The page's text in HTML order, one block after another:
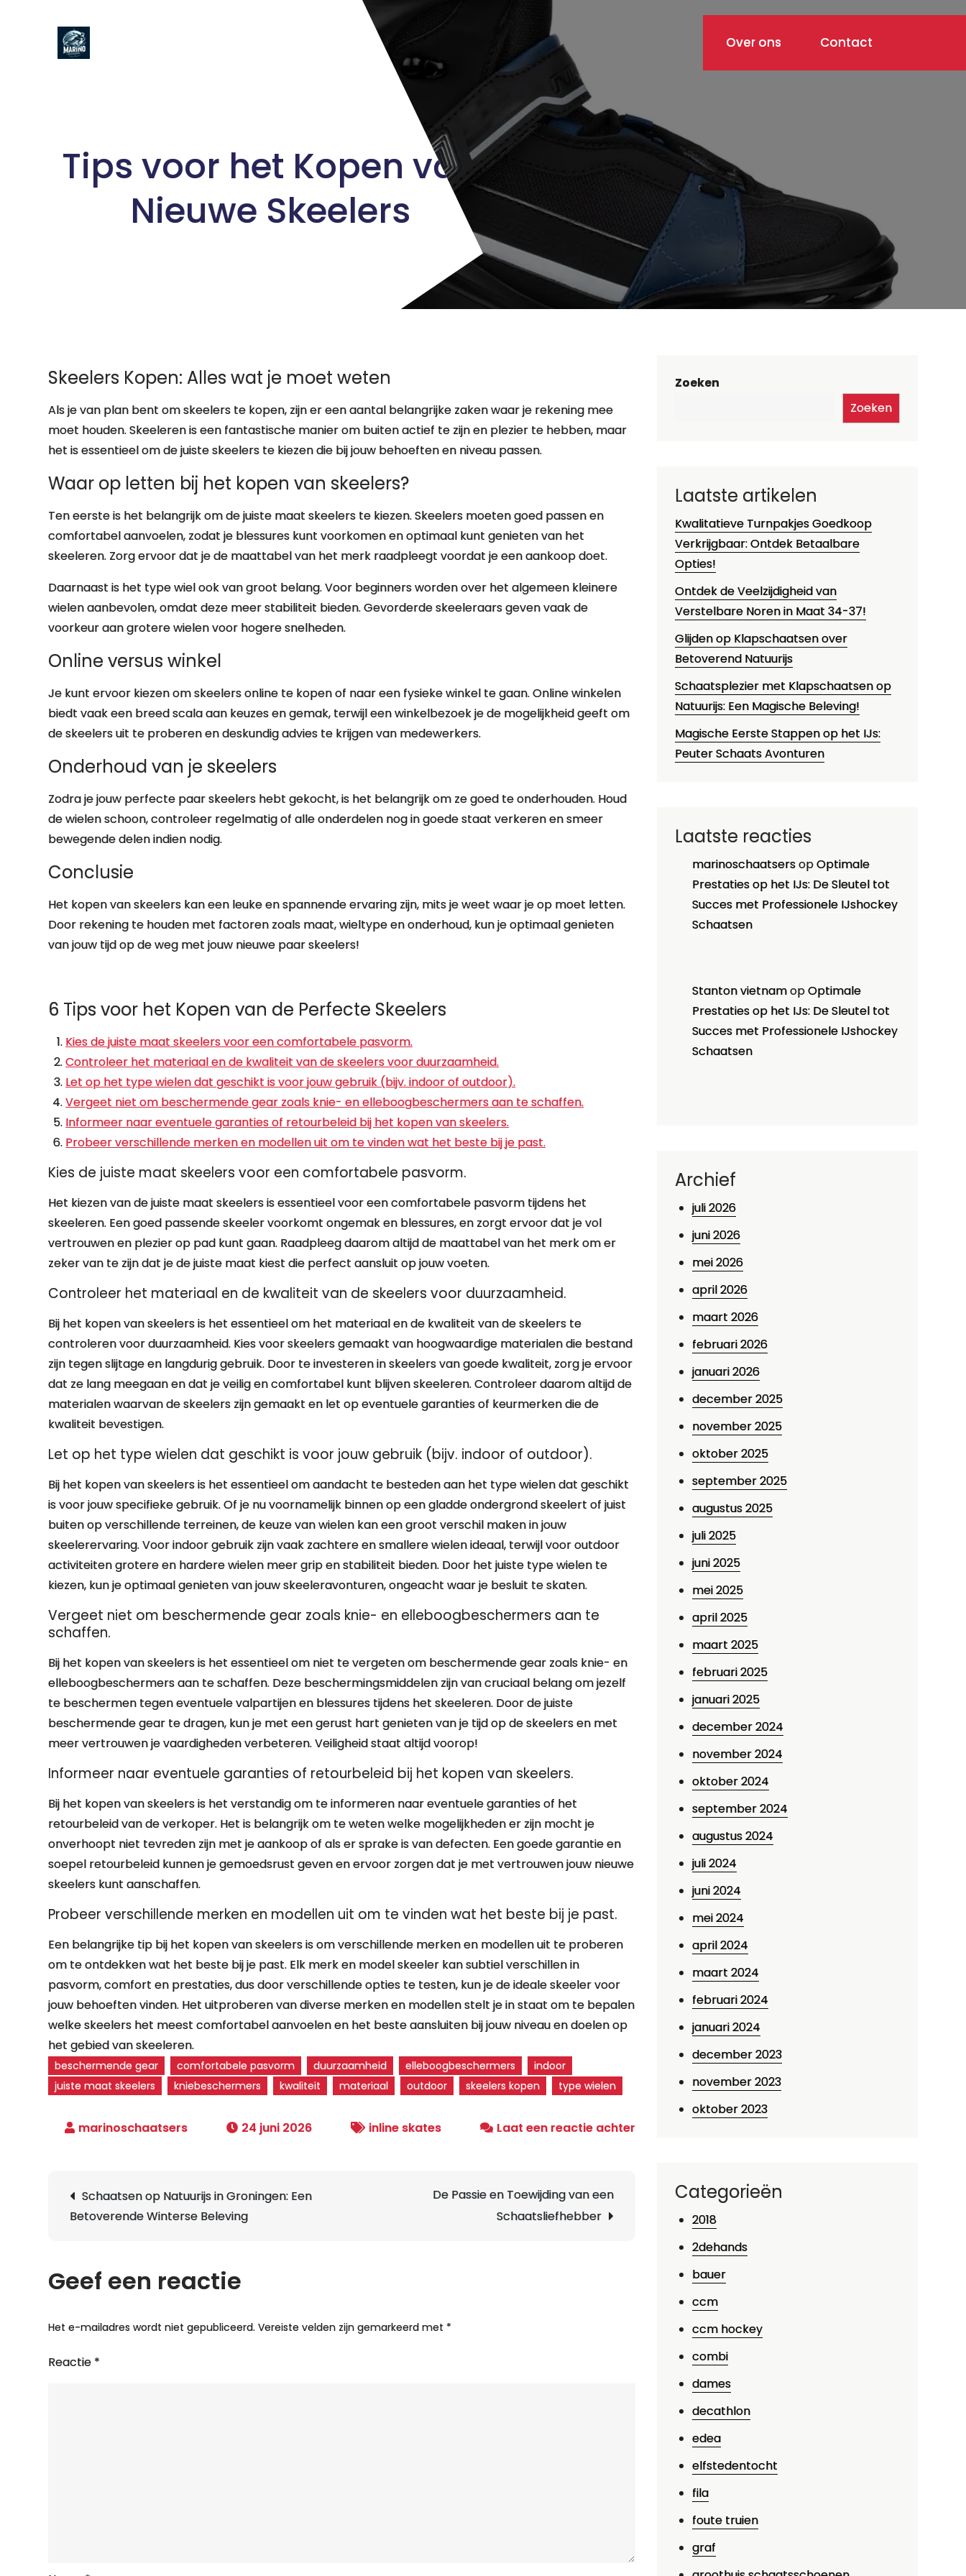
Over ons Contact
Tips voor het Kopen van
Nieuwe Skeelers
Skeelers Kopen: Alles wat je moet weten
Als je van plan bent om skeelers te kopen, zijn er een aantal belangrijke zaken waar je rekening mee
moet houden. Skeeleren is een fantastische manier om buiten actief te zijn en plezier te hebben, maar
het is essentieel om de juiste skeelers te kiezen die bij jouw behoeften en niveau passen.
Waar op letten bij het kopen van skeelers?
Ten eerste is het belangrijk om de juiste maat skeelers te kiezen. Skeelers moeten goed passen en
comfortabel aanvoelen, zodat je blessures kunt voorkomen en optimaal kunt genieten van het
skeeleren. Zorg ervoor dat je de maattabel van het merk raadpleegt voordat je een aankoop doet.
Daarnaast is het type wiel ook van groot belang. Voor beginners worden over het algemeen kleinere
wielen aanbevolen, omdat deze meer stabiliteit bieden. Gevorderde skeeleraars geven vaak de
voorkeur aan grotere wielen voor hogere snelheden.
Online versus winkel
Je kunt ervoor kiezen om skeelers online te kopen of naar een fysieke winkel te gaan. Online winkelen
biedt vaak een breed scala aan keuzes en gemak, terwijl een winkelbezoek je de mogelijkheid geeft om
de skeelers uit te proberen en deskundig advies te krijgen van medewerkers.
Onderhoud van je skeelers
Zodra je jouw perfecte paar skeelers hebt gekocht, is het belangrijk om ze goed te onderhouden. Houd
de wielen schoon, controleer regelmatig of alle onderdelen nog in goede staat verkeren en smeer
bewegende delen indien nodig.
Conclusie
Het kopen van skeelers kan een leuke en spannende ervaring zijn, mits je weet waar je op moet letten.
Door rekening te houden met factoren zoals maat, wieltype en onderhoud, kun je optimaal genieten
van jouw tijd op de weg met jouw nieuwe paar skeelers!
6 Tips voor het Kopen van de Perfecte Skeelers
Kies de juiste maat skeelers voor een comfortabele pasvorm.
Controleer het materiaal en de kwaliteit van de skeelers voor duurzaamheid.
Let op het type wielen dat geschikt is voor jouw gebruik (bijv. indoor of outdoor).
Vergeet niet om beschermende gear zoals knie- en elleboogbeschermers aan te schaffen.
Informeer naar eventuele garanties of retourbeleid bij het kopen van skeelers.
Probeer verschillende merken en modellen uit om te vinden wat het beste bij je past.
Kies de juiste maat skeelers voor een comfortabele pasvorm.
Het kiezen van de juiste maat skeelers is essentieel voor een comfortabele pasvorm tijdens het
skeeleren. Een goed passende skeeler voorkomt ongemak en blessures, en zorgt ervoor dat je vol
vertrouwen en plezier op pad kunt gaan. Raadpleeg daarom altijd de maattabel van het merk om er
zeker van te zijn dat je de juiste maat kiest die perfect aansluit op jouw voeten.
Controleer het materiaal en de kwaliteit van de skeelers voor duurzaamheid.
Bij het kopen van skeelers is het essentieel om het materiaal en de kwaliteit van de skeelers te
controleren voor duurzaamheid. Kies voor skeelers gemaakt van hoogwaardige materialen die bestand
zijn tegen slijtage en langdurig gebruik. Door te investeren in skeelers van goede kwaliteit, zorg je ervoor
dat ze lang meegaan en dat je veilig en comfortabel kunt blijven skeeleren. Controleer daarom altijd de
materialen waarvan de skeelers zijn gemaakt en let op eventuele garanties of keurmerken die de
kwaliteit bevestigen.
Let op het type wielen dat geschikt is voor jouw gebruik (bijv. indoor of outdoor).
Bij het kopen van skeelers is het essentieel om aandacht te besteden aan het type wielen dat geschikt
is voor jouw specifieke gebruik. Of je nu voornamelijk binnen op een gladde ondergrond skeelert of juist
buiten op verschillende terreinen, de keuze van wielen kan een groot verschil maken in jouw
skeelerervaring. Voor indoor gebruik zijn vaak zachtere en smallere wielen ideaal, terwijl voor outdoor
activiteiten grotere en hardere wielen meer grip en stabiliteit bieden. Door het juiste type wielen te
kiezen, kun je optimaal genieten van jouw skeeleravonturen, ongeacht waar je besluit te skaten.
Vergeet niet om beschermende gear zoals knie- en elleboogbeschermers aan te
schaffen.
Bij het kopen van skeelers is het essentieel om niet te vergeten om beschermende gear zoals knie- en
elleboogbeschermers aan te schaffen. Deze beschermingsmiddelen zijn van cruciaal belang om jezelf
te beschermen tegen eventuele valpartijen en blessures tijdens het skeeleren. Door de juiste
beschermende gear te dragen, kun je met een gerust hart genieten van je tijd op de skeelers en met
meer vertrouwen je vaardigheden verbeteren. Veiligheid staat altijd voorop!
Informeer naar eventuele garanties of retourbeleid bij het kopen van skeelers.
Bij het kopen van skeelers is het verstandig om te informeren naar eventuele garanties of het
retourbeleid van de verkoper. Het is belangrijk om te weten welke mogelijkheden er zijn mocht je
onverhoopt niet tevreden zijn met je aankoop of als er sprake is van defecten. Een goede garantie en
soepel retourbeleid kunnen je gemoedsrust geven en ervoor zorgen dat je met vertrouwen jouw nieuwe
skeelers kunt aanschaffen.
Probeer verschillende merken en modellen uit om te vinden wat het beste bij je past.
Een belangrijke tip bij het kopen van skeelers is om verschillende merken en modellen uit te proberen
om te ontdekken wat het beste bij je past. Elk merk en model skeeler kan subtiel verschillen in
pasvorm, comfort en prestaties, dus door verschillende opties te testen, kun je de ideale skeeler voor
jouw behoeften vinden. Het uitproberen van diverse merken en modellen stelt je in staat om te bepalen
welke skeelers het meest comfortabel aanvoelen en het beste aansluiten bij jouw niveau en doelen op
het gebied van skeeleren.
beschermende gear comfortabele pasvorm duurzaamheid elleboogbeschermers
indoor
juiste maat skeelers
kniebeschermers kwaliteit materiaal outdoor skeelers kopen type wielen
24 juni 2026 inline skates Laat een reactie achterop
Berichtnavigatie
Schaatsen op Natuurijs in Groningen: Een
Betoverende Winterse Beleving
De Passie en Toewijding van een
Schaatsliefhebber
Geef een reactie
Het e-mailadres wordt niet gepubliceerd. Vereiste velden zijn gemarkeerd met *
Reactie *
Zoeken
Zoeken
Laatste artikelen
Kwalitatieve Turnpakjes Goedkoop
Verkrijgbaar: Ontdek Betaalbare
Opties!
Ontdek de Veelzijdigheid van
Verstelbare Noren in Maat 34-37!
Glijden op Klapschaatsen over
Betoverend Natuurijs
Schaatsplezier met Klapschaatsen op
Natuurijs: Een Magische Beleving!
Magische Eerste Stappen op het IJs:
Peuter Schaats Avonturen
Laatste reacties
marinoschaatsersopOptimale
Prestaties op het IJs: De Sleutel tot
Succes met Professionele IJshockey
Schaatsen
Stanton vietnamopOptimale
Prestaties op het IJs: De Sleutel tot
Succes met Professionele IJshockey
Schaatsen
Archief
juli 2026
juni 2026
mei 2026
april 2026
maart 2026
februari 2026
januari 2026
december 2025
november 2025
oktober 2025
september 2025
augustus 2025
juli 2025
juni 2025
mei 2025
april 2025
maart 2025
februari 2025
januari 2025
december 2024
november 2024
oktober 2024
september 2024
augustus 2024
juli 2024
juni 2024
mei 2024
april 2024
maart 2024
februari 2024
januari 2024
december 2023
november 2023
oktober 2023
Categorieën
2018
2dehands
bauer
ccm
ccm hockey
combi
dames
decathlon
edea
elfstedentocht
fila
foute truien
graf